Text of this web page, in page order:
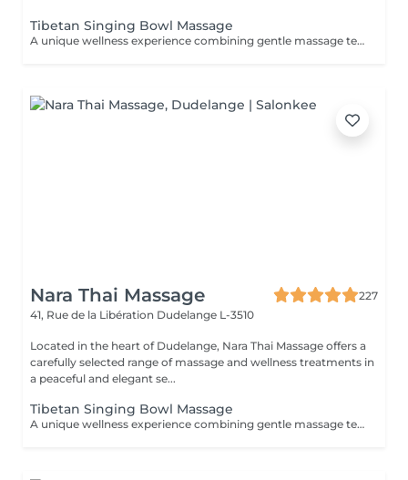
Tibetan Singing Bowl Massage
A unique wellness experience combining gentle massage techniques, aromatic oils, and the soothing sounds of Tibetan singing bowls. The harmonious vibrations and calming tones create a deeply immersive atmosphere, helping you disconnect from daily stress and enjoy a moment of complete tranquility.
Nara Thai Massage
227
41, Rue de la Libération Dudelange L-3510
Located in the heart of Dudelange, Nara Thai Massage offers a
carefully selected range of massage and wellness treatments in
a peaceful and elegant se...
Tibetan Singing Bowl Massage
A unique wellness experience combining gentle massage techniques, aromatic oils, and the soothing sounds of Tibetan singing bowls. The harmonious vibrations and calming tones create a deeply immersive atmosphere, helping you disconnect from daily stress and enjoy a moment of complete tranquility.